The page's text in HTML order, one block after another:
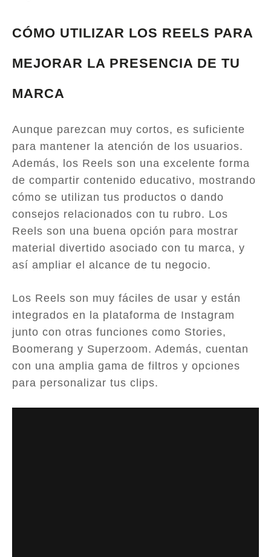
CÓMO UTILIZAR LOS REELS PARA
MEJORAR LA PRESENCIA DE TU
MARCA
Aunque parezcan muy cortos, es suficiente
para mantener la atención de los usuarios.
Además, los Reels son una excelente forma
de compartir contenido educativo, mostrando
cómo se utilizan tus productos o dando
consejos relacionados con tu rubro. Los
Reels son una buena opción para mostrar
material divertido asociado con tu marca, y
así ampliar el alcance de tu negocio.
Los Reels son muy fáciles de usar y están
integrados en la plataforma de Instagram
junto con otras funciones como Stories,
Boomerang y Superzoom. Además, cuentan
con una amplia gama de filtros y opciones
para personalizar tus clips.